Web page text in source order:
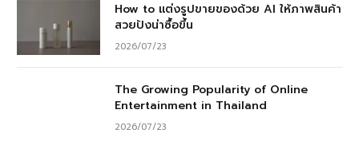
How to แต่งรูปขายของด้วย AI ให้ภาพสินค้า
สวยปังน่าซื้อขึ้น
2026/07/23
The Growing Popularity of Online
Entertainment in Thailand
2026/07/23